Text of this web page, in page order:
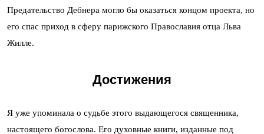
Предательство Дебнера могло бы оказаться концом проекта, но
его спас приход в сферу парижского Православия отца Льва
Жилле.
Достижения
Я уже упоминала о судьбе этого выдающегося священника,
настоящего богослова. Его духовные книги, изданные под